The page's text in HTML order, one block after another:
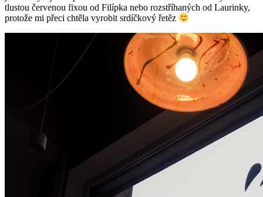
tlustou červenou fixou od Filípka nebo rozstříhaných od Laurinky,
protože mi přeci chtěla vyrobit srdíčkový řetěz